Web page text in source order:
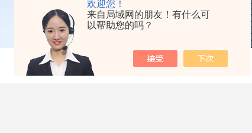
欢迎您！
来自局域网的朋友！有什么可
以帮助您的吗？
当前位置：首页